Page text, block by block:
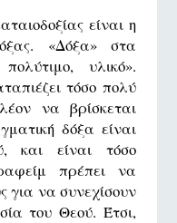
είναι η
«Δόξα» στα
υλικό».
τόσο πολύ
να βρίσκεται
δόξα είναι
και είναι τόσο
πρέπει να
να συνεχίσουν
του Θεού. Έτσι,